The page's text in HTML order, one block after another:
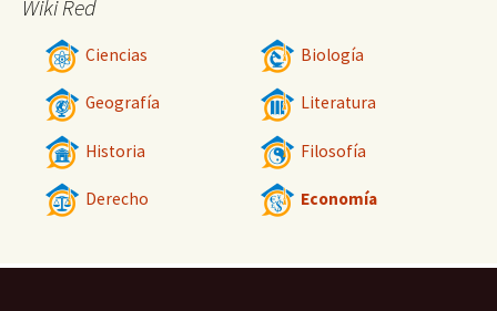
Wiki Red
Ciencias Biología
Geografía Literatura
Historia Filosofía
Derecho Economía